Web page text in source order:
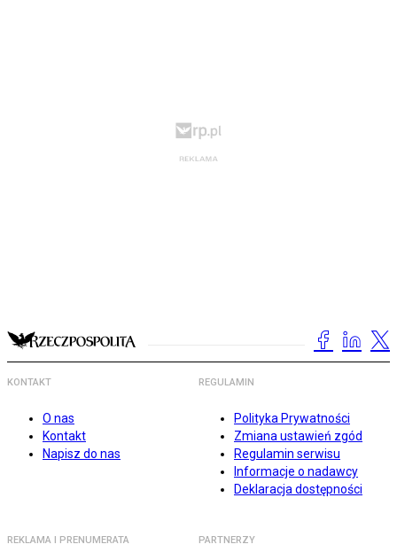
KONTAKT
O nas
Kontakt
Napisz do nas
REGULAMIN
Polityka Prywatności
Zmiana ustawień zgód
Regulamin serwisu
Informacje o nadawcy
Deklaracja dostępności
REKLAMA I PRENUMERATA PARTNERZY